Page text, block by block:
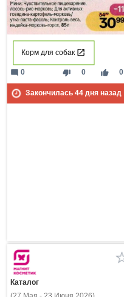
Корм для собак
thumb_down 0 thumb_up 0
mode_comment 0
Закончилась 44дня назад
Каталог